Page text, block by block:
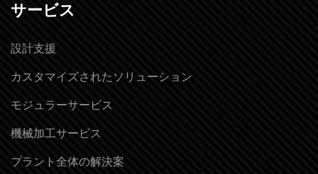
サービス
設計支援
カスタマイズされたソリューション
モジュラーサービス
機械加工サービス
プラント全体の解決案